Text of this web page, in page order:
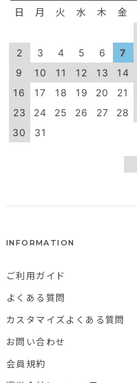
日 月 火 水 木 金
2
3 4 5 6 7
9
10 11 12 13 14
16
17 18 19 20 21
23
24 25 26 27 28
30
31
INFORMATION
ご利用ガイド
よくある質問
カスタマイズよくある質問
お問い合わせ
会員規約